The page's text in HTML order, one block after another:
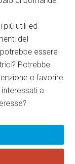
più utili ed
del
essere
Potrebbe
o favorire
a